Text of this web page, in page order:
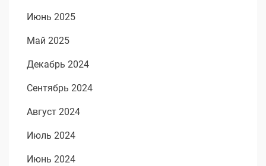
Июнь 2025
Май 2025
Декабрь 2024
Сентябрь 2024
Август 2024
Июль 2024
Июнь 2024